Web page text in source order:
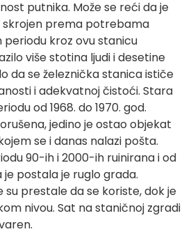
putnika. Može se reći da je
prema potrebama
kroz ovu stanicu
više stotina ljudi i desetine
da se železnička stanica ističe
i adekvatnoj čistoći. Stara
od 1968. do 1970. god.
jedino je ostao objekat
se i danas nalazi pošta.
90-ih i 2000-ih ruinirana i od
postala je ruglo grada.
su prestale da se koriste, dok je
nivou. Sat na staničnoj zgradi